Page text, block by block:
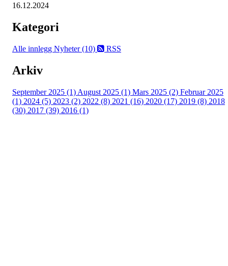
16.12.2024
Kategori
Alle innlegg Nyheter (10) RSS
Arkiv
September 2025 (1) August 2025 (1) Mars 2025 (2) Februar 2025
(1) 2024 (5) 2023 (2) 2022 (8) 2021 (16) 2020 (17) 2019 (8) 2018
(30) 2017 (39) 2016 (1)